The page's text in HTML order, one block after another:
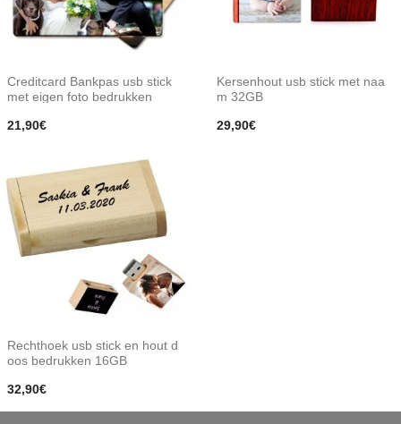
Creditcard Bankpas usb stick
met eigen foto bedrukken
21,90€
Kersenhout usb stick met naa
m 32GB
29,90€
Rechthoek usb stick en hout d
oos bedrukken 16GB
32,90€